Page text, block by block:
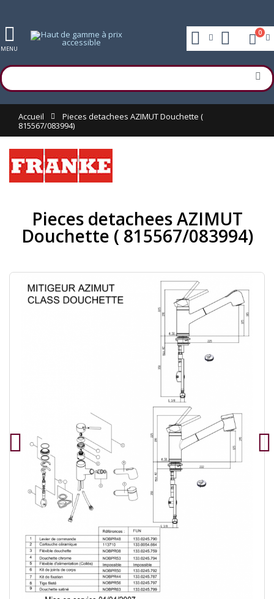
MENU
0
Accueil
Pieces detachees AZIMUT Douchette (
815567/083994)
Pieces detachees AZIMUT
Douchette ( 815567/083994)